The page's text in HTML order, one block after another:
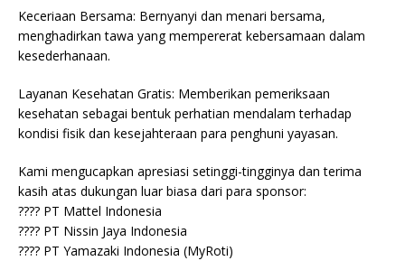
Keceriaan Bersama: Bernyanyi dan menari bersama,
menghadirkan tawa yang mempererat kebersamaan dalam
kesederhanaan.
Layanan Kesehatan Gratis: Memberikan pemeriksaan
kesehatan sebagai bentuk perhatian mendalam terhadap
kondisi fisik dan kesejahteraan para penghuni yayasan.
Kami mengucapkan apresiasi setinggi-tingginya dan terima
kasih atas dukungan luar biasa dari para sponsor:
???? PT Mattel Indonesia
???? PT Nissin Jaya Indonesia
???? PT Yamazaki Indonesia (MyRoti)